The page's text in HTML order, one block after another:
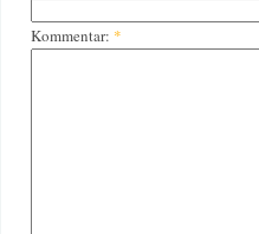
Kommentar: *